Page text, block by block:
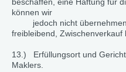
können wir
jedoch nicht übernehmen.
freibleibend, Zwischenverkauf
13.) Erfüllungsort und
Maklers.